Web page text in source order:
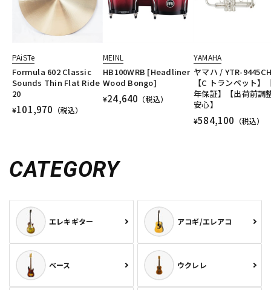
PAiSTe
Formula 602 Classic
Sounds Thin Flat Ride
20
¥101,970 （税込）
MEINL
HB100WRB [Headliner
Wood Bongo]
¥24,640 （税込）
YAMAHA
ヤマハ / YTR-
【C トランペット】
年保証】【出荷前調
安心】
¥584,100 （税込）
CATEGORY
エレキギター アコギ/エレアコ
ベース ウクレレ